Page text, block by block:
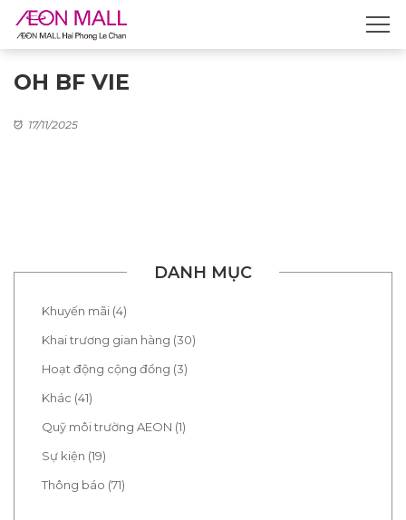
OH BF VIE
17/11/2025
DANH MỤC
Khuyến mãi (4)
Khai trương gian hàng (30)
Hoạt động cộng đồng (3)
Khác (41)
Quỹ môi trường AEON (1)
Sự kiện (19)
Thông báo (71)